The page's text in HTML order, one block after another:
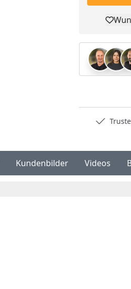
Kundenbilder Videos